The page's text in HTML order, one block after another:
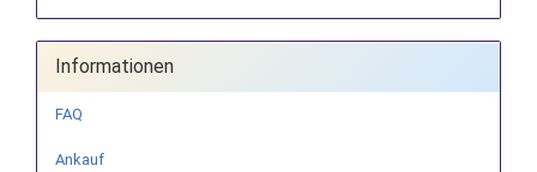
Informationen
FAQ
Ankauf